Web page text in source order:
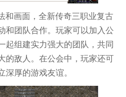
和画面，全新传奇三职业复古
和团队合作。玩家可以加入公
起组建实力强大的团队，共同
的敌人。在公会中，玩家还可
深厚的游戏友谊。